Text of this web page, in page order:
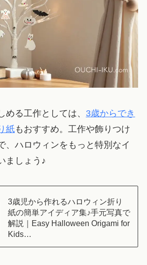
める工作としては、 3歳からでき
紙もおすすめ。工作や飾りつけ
、ハロウィンをもっと特別なイ
ましょう♪
3歳児から作れるハロウィン折り
紙の簡単アイディア集♪手元写真で
解説｜Easy Halloween Origami for
Kids…